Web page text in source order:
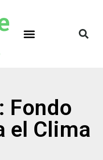
Fondo
el Clima